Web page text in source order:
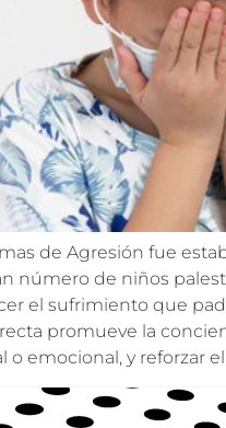
de Agresión fue
número de niños
el sufrimiento que
promueve la
o emocional, y reforzar